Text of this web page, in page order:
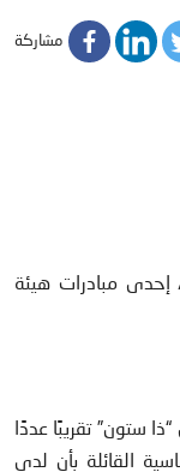
مشاركة
إحدى مبادرات هيئة
ستون” تقريبًا عددًا
القائلة بأن لدى